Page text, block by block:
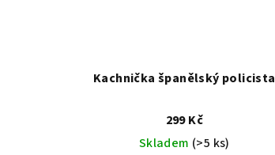
Kachnička španělský policista
299 Kč
Skladem (>5 ks)